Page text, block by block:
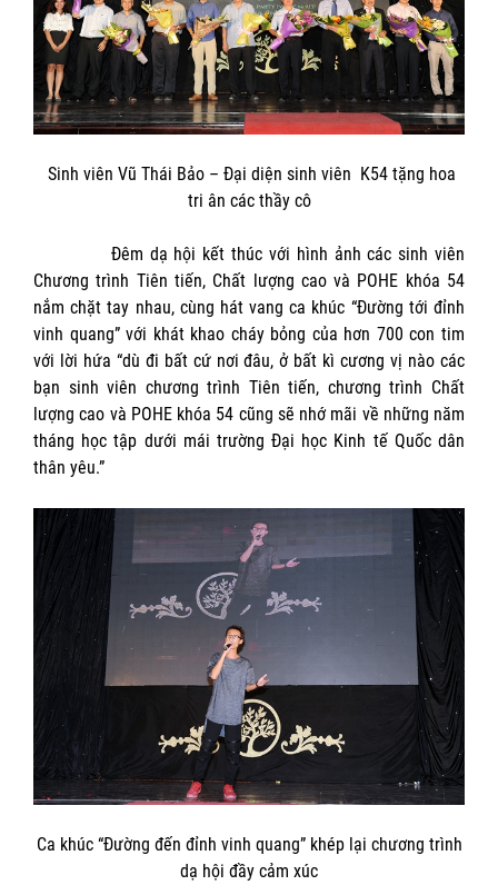
Sinh viên Vũ Thái Bảo – Đại diện sinh viên K54 tặng hoa
tri ân các thầy cô
Đêm dạ hội kết thúc với hình ảnh các sinh viên
Chương trình Tiên tiến, Chất lượng cao và POHE khóa 54
nắm chặt tay nhau, cùng hát vang ca khúc “Đường tới đỉnh
vinh quang” với khát khao cháy bỏng của hơn 700 con tim
với lời hứa “dù đi bất cứ nơi đâu, ở bất kì cương vị nào các
bạn sinh viên chương trình Tiên tiến, chương trình Chất
lượng cao và POHE khóa 54 cũng sẽ nhớ mãi về những năm
tháng học tập dưới mái trường Đại học Kinh tế Quốc dân
thân yêu.”
Ca khúc “Đường đến đỉnh vinh quang” khép lại chương trình
dạ hội đầy cảm xúc